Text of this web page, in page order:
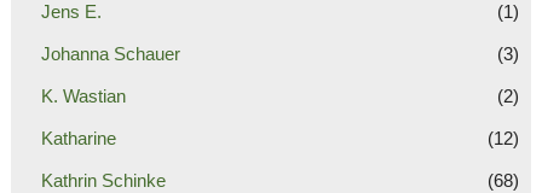
Jens E. (1)
Johanna Schauer (3)
K. Wastian (2)
Katharine (12)
Kathrin Schinke (68)